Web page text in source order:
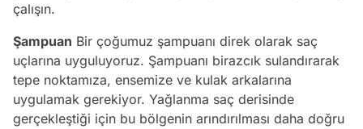
çalışın.
Şampuan Bir çoğumuz şampuanı direk olarak saç
uçlarına uyguluyoruz. Şampuanı birazcık sulandırarak
tepe noktamıza, ensemize ve kulak arkalarına
uygulamak gerekiyor. Yağlanma saç derisinde
gerçekleştiği için bu bölgenin arındırılması daha doğru